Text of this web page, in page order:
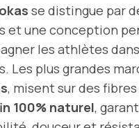
se distingue par
et une conception
les athlètes
Les plus grandes
, misent sur des
100% naturel,